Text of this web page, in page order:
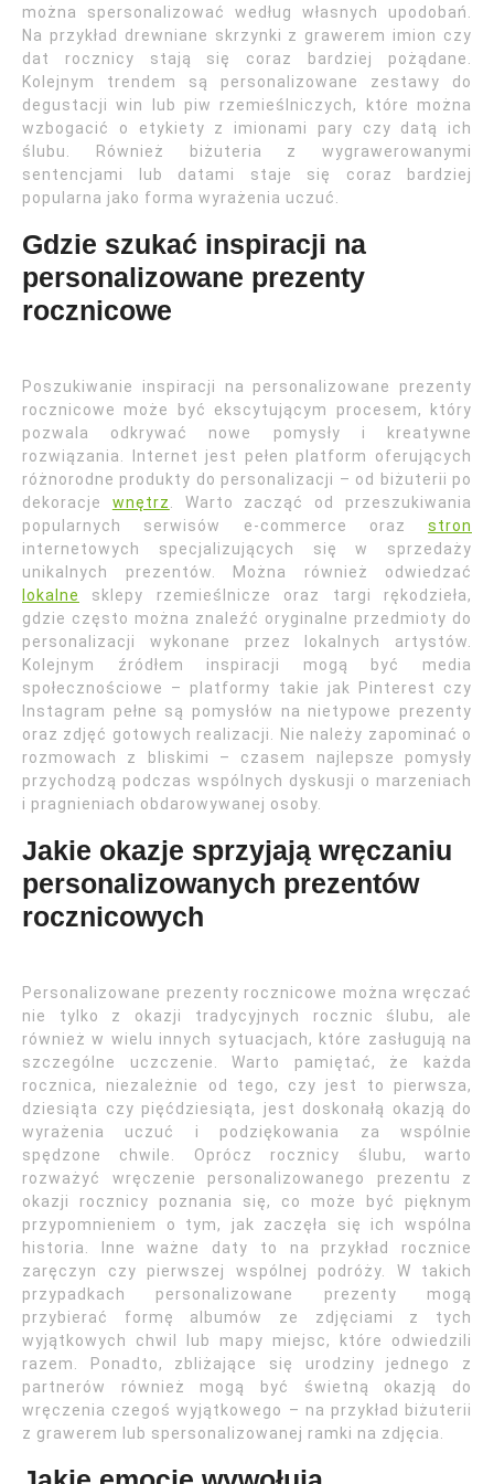
można spersonalizować według własnych upodobań.
Na przykład drewniane skrzynki z grawerem imion czy
dat rocznicy stają się coraz bardziej pożądane.
Kolejnym trendem są personalizowane zestawy do
degustacji win lub piw rzemieślniczych, które można
wzbogacić o etykiety z imionami pary czy datą ich
ślubu. Również biżuteria z wygrawerowanymi
sentencjami lub datami staje się coraz bardziej
popularna jako forma wyrażenia uczuć.
Gdzie szukać inspiracji na
personalizowane prezenty
rocznicowe
Poszukiwanie inspiracji na personalizowane prezenty
rocznicowe może być ekscytującym procesem, który
pozwala odkrywać nowe pomysły i kreatywne
rozwiązania. Internet jest pełen platform oferujących
różnorodne produkty do personalizacji – od biżuterii po
dekoracje wnętrz
. Warto zacząć od przeszukiwania
popularnych serwisów e-commerce oraz stron
internetowych specjalizujących się w sprzedaży
unikalnych prezentów. Można również odwiedzać
lokalne
sklepy rzemieślnicze oraz targi rękodzieła,
gdzie często można znaleźć oryginalne przedmioty do
personalizacji wykonane przez lokalnych artystów.
Kolejnym źródłem inspiracji mogą być media
społecznościowe – platformy takie jak Pinterest czy
Instagram pełne są pomysłów na nietypowe prezenty
oraz zdjęć gotowych realizacji. Nie należy zapominać o
rozmowach z bliskimi – czasem najlepsze pomysły
przychodzą podczas wspólnych dyskusji o marzeniach
i pragnieniach obdarowywanej osoby.
Jakie okazje sprzyjają wręczaniu
personalizowanych prezentów
rocznicowych
Personalizowane prezenty rocznicowe można wręczać
nie tylko z okazji tradycyjnych rocznic ślubu, ale
również w wielu innych sytuacjach, które zasługują na
szczególne uczczenie. Warto pamiętać, że każda
rocznica, niezależnie od tego, czy jest to pierwsza,
dziesiąta czy pięćdziesiąta, jest doskonałą okazją do
wyrażenia uczuć i podziękowania za wspólnie
spędzone chwile. Oprócz rocznicy ślubu, warto
rozważyć wręczenie personalizowanego prezentu z
okazji rocznicy poznania się, co może być pięknym
przypomnieniem o tym, jak zaczęła się ich wspólna
historia. Inne ważne daty to na przykład rocznice
zaręczyn czy pierwszej wspólnej podróży. W takich
przypadkach personalizowane prezenty mogą
przybierać formę albumów ze zdjęciami z tych
wyjątkowych chwil lub mapy miejsc, które odwiedzili
razem. Ponadto, zbliżające się urodziny jednego z
partnerów również mogą być świetną okazją do
wręczenia czegoś wyjątkowego – na przykład biżuterii
z grawerem lub spersonalizowanej ramki na zdjęcia.